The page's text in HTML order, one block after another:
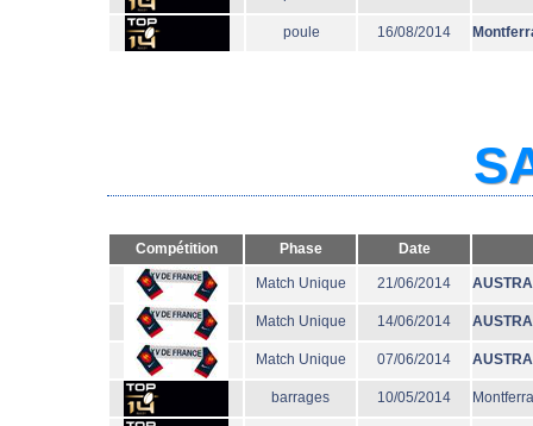
poule 16/08/2014
Compétition Phase Date
Match Unique 21/06/2014
Match Unique 14/06/2014
Match Unique 07/06/2014
barrages 10/05/2014